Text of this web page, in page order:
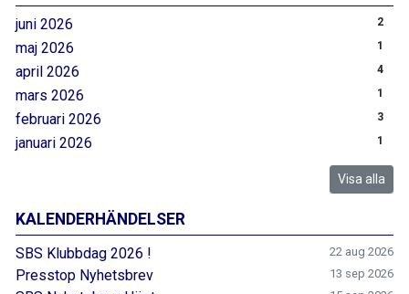
juni 2026 2
maj 2026 1
april 2026 4
mars 2026 1
februari 2026 3
januari 2026 1
Visa alla
KALENDERHÄNDELSER
SBS Klubbdag 2026 ! 22 aug 2026
Presstop Nyhetsbrev 13 sep 2026